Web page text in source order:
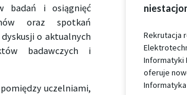
badań i osiągnięć
oraz spotkań
o aktualnych
badawczych i
uczelniami,
Rekrutacja
Informatyki
oferuje